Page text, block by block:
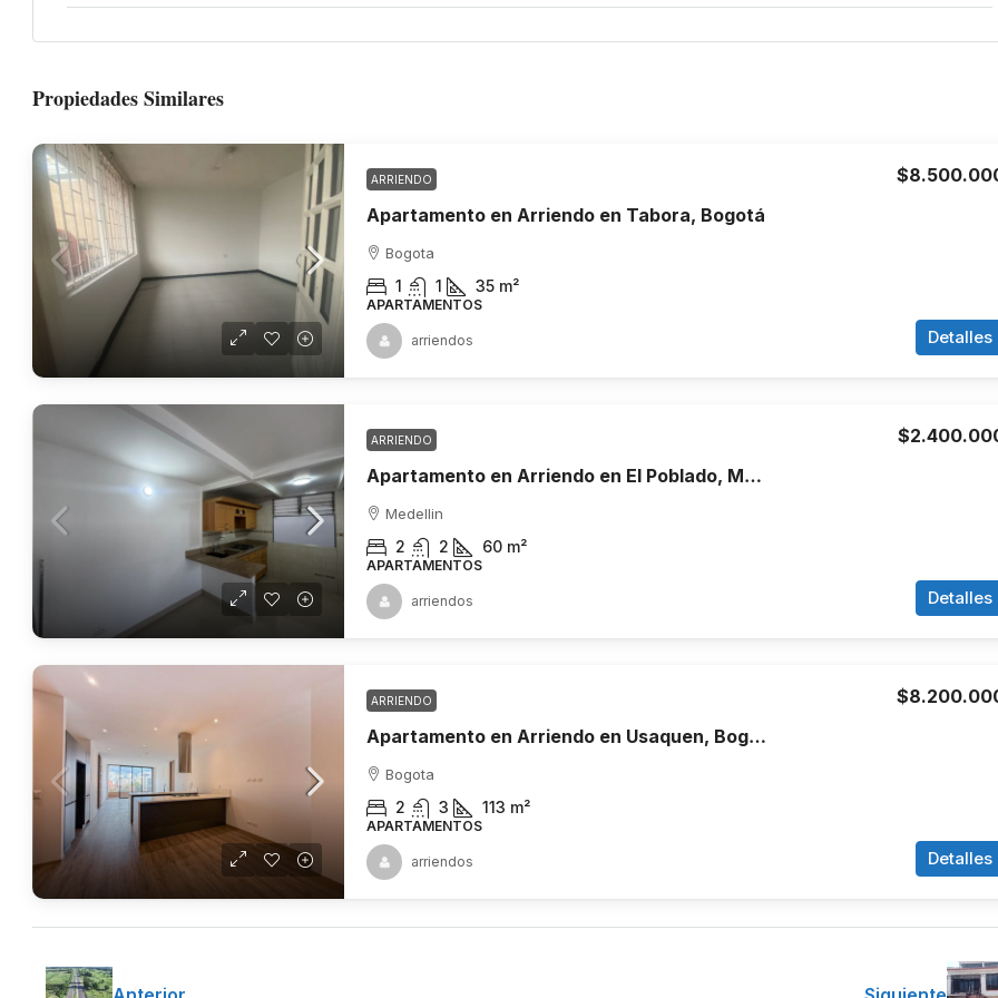
Propiedades Similares
ARRIENDO
Apartamento en Arriendo en Tabora, Bogotá
Bogota
1 1 35 m²
APARTAMENTOS
Detalles
arriendos
ARRIENDO
Apartamento en Arriendo en El Poblado, Medellín
Medellin
2 2 60 m²
APARTAMENTOS
Detalles
arriendos
ARRIENDO
Apartamento en Arriendo en Usaquen, Bogotá
Bogota
2 3 113 m²
APARTAMENTOS
Detalles
arriendos